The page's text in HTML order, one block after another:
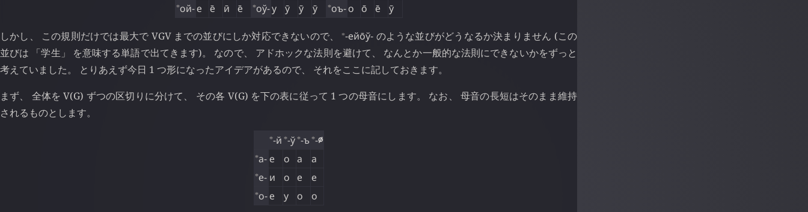
⁎ой-е е̄ ӣ е̄ ⁎оў-у ӯ ӯ ӯ ⁎оъ-о о̄ е̄ ӯ
しかし、 この規則だけでは最大で VGV までの並びにしか対応できないので、⁎-ейо̄ў- のような並びがどうなるか決まりません (この
並びは 「学生」 を意味する単語で出てきます)。 なので、 アドホックな法則を避けて、 なんとか一般的な法則にできないかをずっと
考えていました。 とりあえず今日 1 つ形になったアイデアがあるので、 それをここに記しておきます。
まず、 全体を V(G) ずつの区切りに分けて、 その各 V(G) を下の表に従って 1 つの母音にします。 なお、 母音の長短はそのまま維持
されるものとします。
⁎-й ⁎-ў ⁎-ъ ⁎-∅
⁎а-е о а а
⁎е- и о е е
⁎о-е у о о